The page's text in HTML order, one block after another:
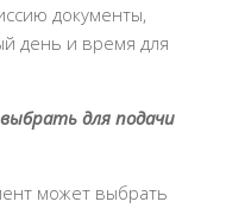
документы,
день и время для
для подачи
может выбрать